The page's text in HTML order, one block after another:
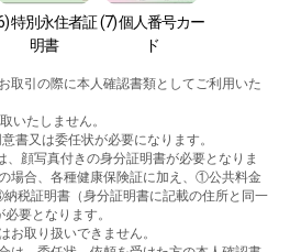
特別永住者証
明書
(7) 個人番号カー
ド
取引の際に本人確認書類としてご利用いた
いたしません。
書又は委任状が必要になります。
顔写真付きの身分証明書が必要となりま
場合、各種健康保険証に加え、①公共料金
税証明書（身分証明書に記載の住所と同一
要となります。
お取り扱いできません。